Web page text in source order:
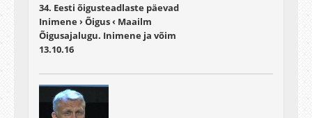
34. Eesti õigusteadlaste päevad
Inimene › Õigus ‹ Maailm
Õigusajalugu. Inimene ja võim
13.10.16